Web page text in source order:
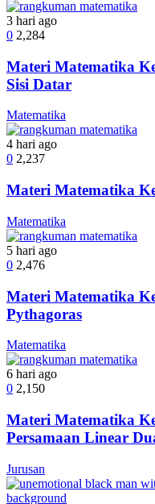
3 hari ago
0 2,284
Materi Matematika
Sisi Datar
Matematika
4 hari ago
0 2,237
Materi Matematika
Matematika
5 hari ago
0 2,476
Materi Matematika
Pythagoras
Matematika
6 hari ago
0 2,150
Materi Matematika
Persamaan Linear
Jurusan